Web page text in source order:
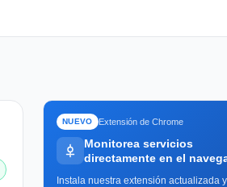
NUEVO Extensión de Chrome
Monitorea servicios
directamente en el
Instala nuestra extensión actualizada